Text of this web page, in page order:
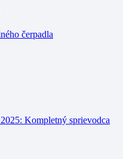
čerpadla
Kompletný sprievodca